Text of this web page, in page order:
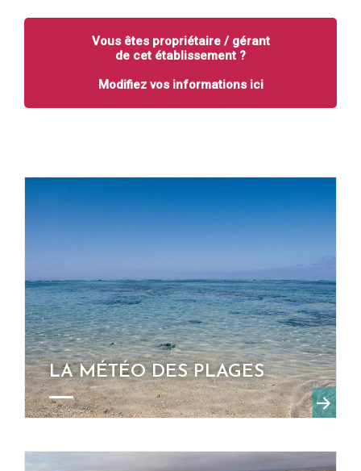
Vous êtes propriétaire / gérant
de cet établissement ?
Modifiez vos informations ici
LA MÉTÉO DES PLAGES